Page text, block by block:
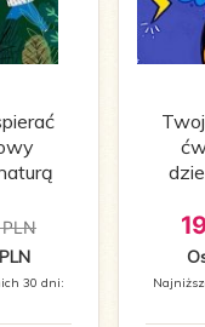
30 dni: